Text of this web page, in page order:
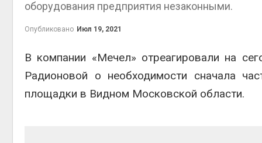
оборудования предприятия незаконными.
Опубликовано Июл 19, 2021
В компании «Мечел» отреагировали на
Радионовой о необходимости сначала
площадки в Видном Московской области.